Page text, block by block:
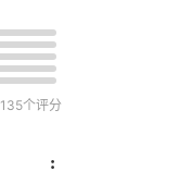
135个评分